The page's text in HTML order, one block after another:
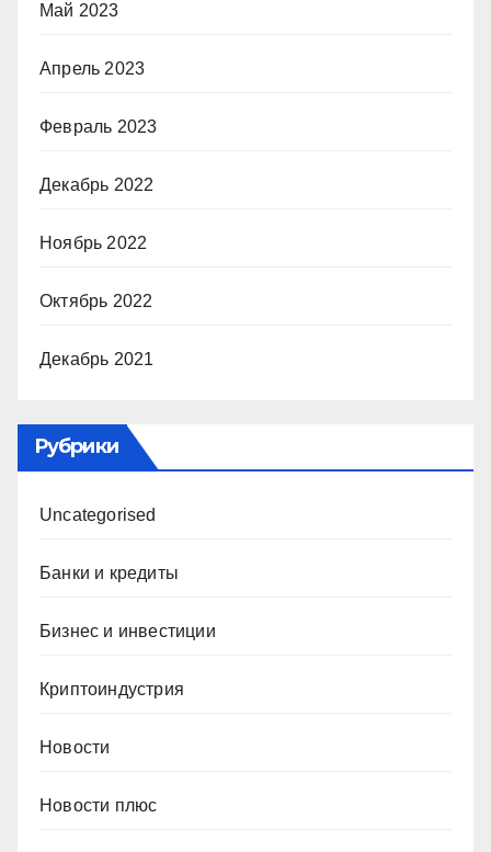
Май 2023
Апрель 2023
Февраль 2023
Декабрь 2022
Ноябрь 2022
Октябрь 2022
Декабрь 2021
Рубрики
Uncategorised
Банки и кредиты
Бизнес и инвестиции
Криптоиндустрия
Новости
Новости плюс